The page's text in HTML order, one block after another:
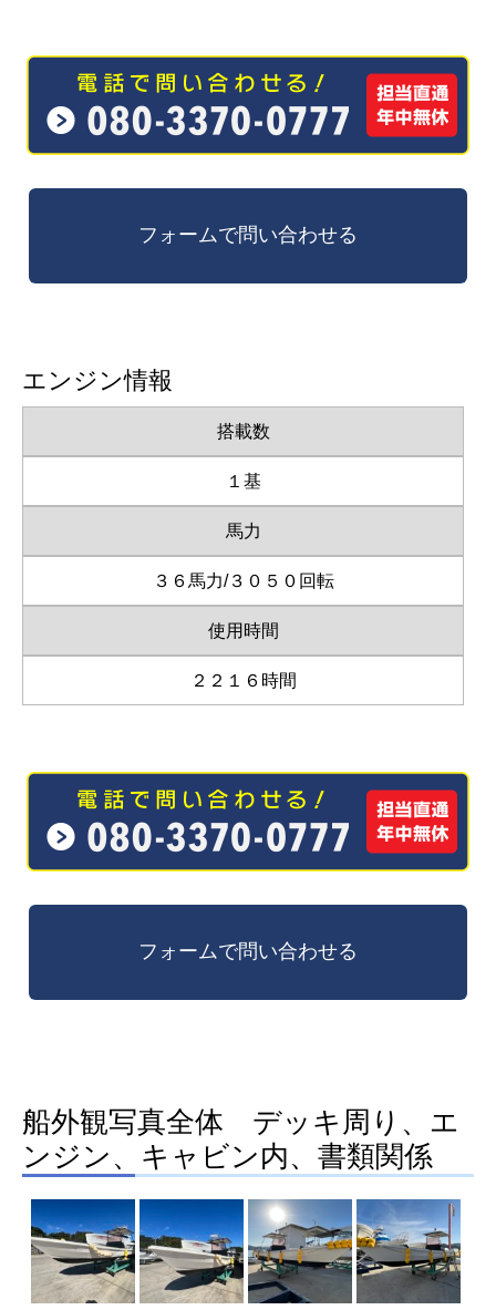
エンジン情報
搭載数
１基
馬力
３６馬力/３０５０回転
使用時間
２２１６時間
船外観写真全体 デッキ周り、エ
ンジン、キャビン内、書類関係